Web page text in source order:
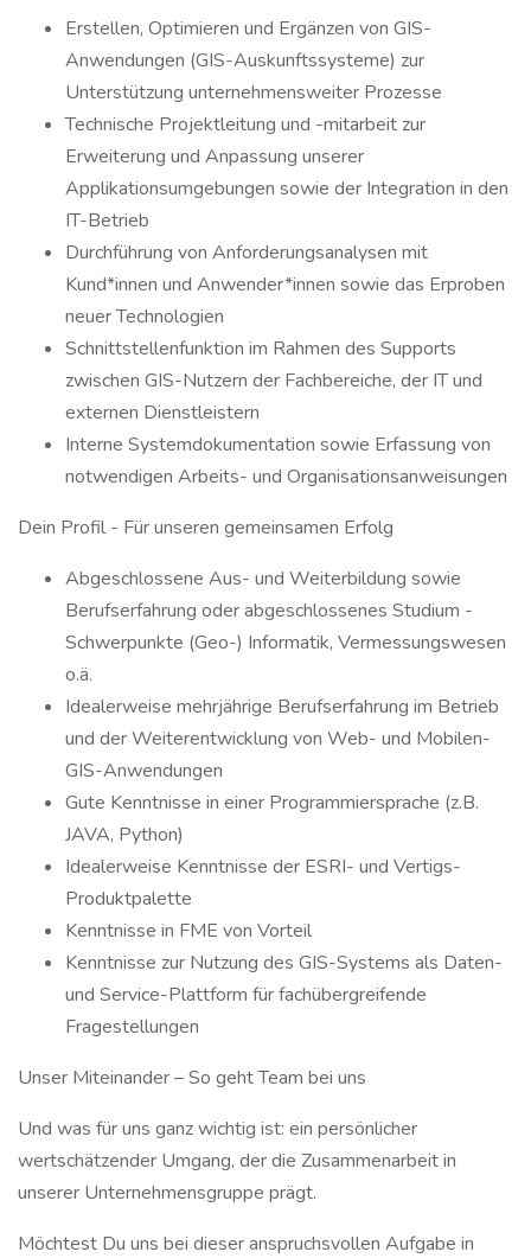
Erstellen, Optimieren und Ergänzen von GIS-
Anwendungen (GIS-Auskunftssysteme) zur
Unterstützung unternehmensweiter Prozesse
Technische Projektleitung und -mitarbeit zur
Erweiterung und Anpassung unserer
Applikationsumgebungen sowie der Integration in den
IT-Betrieb
Durchführung von Anforderungsanalysen mit
Kund*innen und Anwender*innen sowie das Erproben
neuer Technologien
Schnittstellenfunktion im Rahmen des Supports
zwischen GIS-Nutzern der Fachbereiche, der IT und
externen Dienstleistern
Interne Systemdokumentation sowie Erfassung von
notwendigen Arbeits- und Organisationsanweisungen
Dein Profil - Für unseren gemeinsamen Erfolg
Abgeschlossene Aus- und Weiterbildung sowie
Berufserfahrung oder abgeschlossenes Studium -
Schwerpunkte (Geo-) Informatik, Vermessungswesen
o.ä.
Idealerweise mehrjährige Berufserfahrung im Betrieb
und der Weiterentwicklung von Web- und Mobilen-
GIS-Anwendungen
Gute Kenntnisse in einer Programmiersprache (z.B.
JAVA, Python)
Idealerweise Kenntnisse der ESRI- und Vertigs-
Produktpalette
Kenntnisse in FME von Vorteil
Kenntnisse zur Nutzung des GIS-Systems als Daten-
und Service-Plattform für fachübergreifende
Fragestellungen
Unser Miteinander – So geht Team bei uns
Und was für uns ganz wichtig ist: ein persönlicher
wertschätzender Umgang, der die Zusammenarbeit in
unserer Unternehmensgruppe prägt.
Möchtest Du uns bei dieser anspruchsvollen Aufgabe in